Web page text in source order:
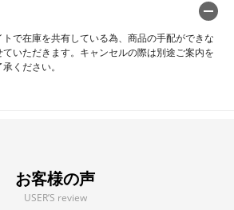
で在庫を共有している為、商品の手配ができな
いただきます。キャンセルの際は別途ご案内を
ください。
お客様の声
USER’S review